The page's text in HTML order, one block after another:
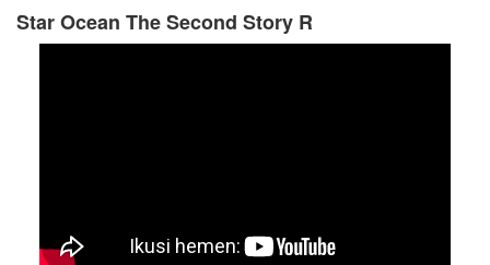
Star Ocean The Second Story R